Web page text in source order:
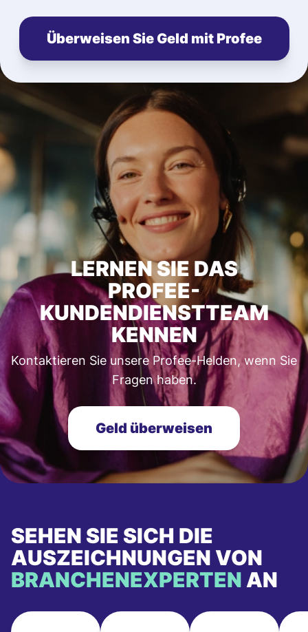
Überweisen Sie Geld mit Profee
LERNEN SIE DAS
PROFEE-
KUNDENDIENSTTEAM
KENNEN
Kontaktieren Sie unsere Profee-Helden, wenn Sie
Fragen haben.
Geld überweisen
SEHEN SIE SICH DIE
AUSZEICHNUNGEN VON
BRANCHENEXPERTEN AN